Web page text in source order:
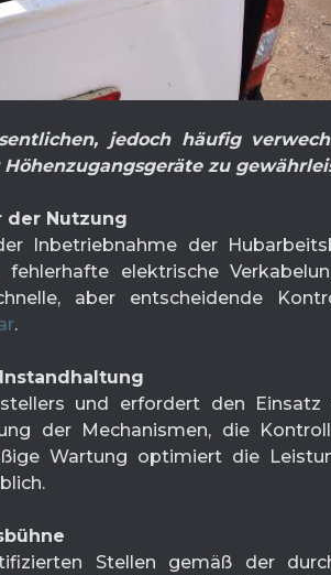
jedoch häufig
zu
der Nutzung
Inbetriebnahme der
elektrische
aber entscheidende
.
und erfordert den Einsatz
der Mechanismen, die
Wartung optimiert die
Stellen gemäß der